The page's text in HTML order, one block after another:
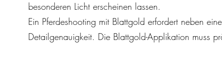
besonderen Licht erscheinen lassen.
Ein Pferdeshooting mit Blattgold erfordert neben
Detailgenauigkeit. Die Blattgold-Applikation muss